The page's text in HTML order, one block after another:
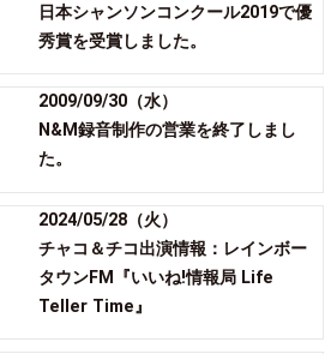
日本シャンソンコンクール2019で優
秀賞を受賞しました。
2009/09/30（水）
N&M録音制作の営業を終了しまし
た。
2024/05/28（火）
チャコ＆チコ出演情報：レインボー
タウンFM『いいね!情報局 Life
Teller Time』